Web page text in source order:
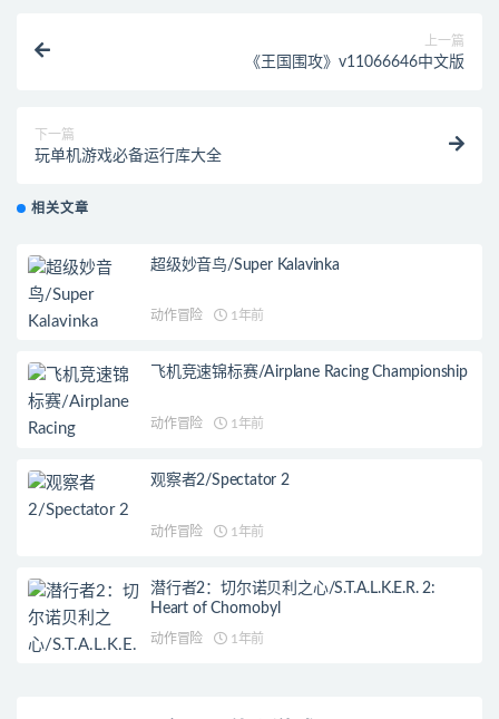
上一篇
《王国围攻》v11066646中文版
下一篇
玩单机游戏必备运行库大全
相关文章
超级妙音鸟/Super Kalavinka
动作冒险 1年前
飞机竞速锦标赛/Airplane Racing Championship
动作冒险 1年前
观察者2/Spectator 2
动作冒险 1年前
潜行者2：切尔诺贝利之心/S.T.A.L.K.E.R. 2:
Heart of Chornobyl
动作冒险 1年前